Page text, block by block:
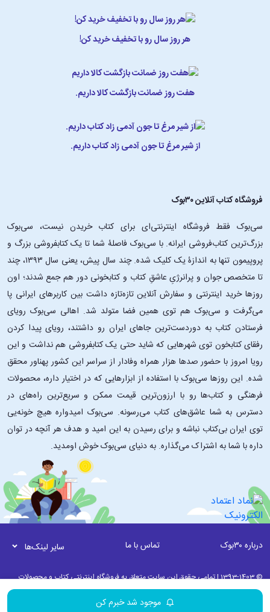
موجود شد خبرم کن
هر روز سال رو با تخفیف خرید کن!
هفت روز ضمانت بازگشت کالا داریم.
از شیر مرغ تا جون آدمی زاد کتاب داریم.
فروشگاه کتاب آنلاین ۳۰بوک
سی‌بوک فقط فروشگاه اینترنتی‌ای برای کتاب خریدن نیست، سی‌بوک
بزرگ‌ترین کتاب‌فروشی ایرانه. با سی‌بوک فاصلۀ شما تا یک کتابفروشی بزرگ و
پروپیمون تنها به اندازۀ یک کلیک شده. چند سال پیش، یعنی سال ۱۳۹۳، چند
تا متخصص جوان و پرانرژیِ عاشقِ کتاب و کتابخونی دور هم جمع شدند؛ اون‌
روزها خرید اینترنتی و سفارش آنلاین تازه‌تازه داشت بین کاربرهای ایرانی پا
می‌گرفت و سی‌بوک هم توی همین فضا متولد شد. اهالی سی‌بوک رویای
فرستادن کتاب به دوردست‌ترین جاهای ایران رو داشتند، رویای پیدا کردن
رفقای کتابخون توی شهرهایی که شاید حتی یک کتابفروشی هم نداشت و این
رویا امروز با حضور صدها هزار همراه وفادار از سراسر این کشور پهناور محقق
شده. این ‌روزها سی‌بوک با استفاده از ابزارهایی که در اختیار داره، محصولات
فرهنگی و کتاب‌ها رو با ارزون‌ترین قیمت ممکن و سریع‌ترین راه‌های در
دسترس به شما عاشق‌های کتاب می‌رسونه. سی‌بوک امیدواره هیچ خونه‌یی
توی ایران بی‌کتاب نباشه و برای رسیدن به این امید و هدف هر آنچه در توان
داره با شما به اشتراک می‌گذاره. به دنیای سی‌بوک خوش اومدید.
درباره ۳۰بوک تماس با ما سایر لینک‌ها
© 1393-1403 | تمامی حقوق این سایت متعلق به فروشگاه اینترنتی کتاب و محصولات
فرهنگی 30بوک می باشد. | به روز رسانی نرم افزاری 12 مرداد ماه 1405 ساعت 00:45